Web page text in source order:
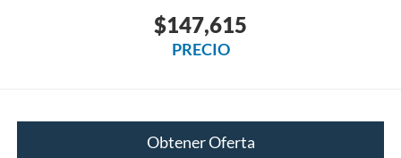
$147,615
PRECIO
Obtener Oferta